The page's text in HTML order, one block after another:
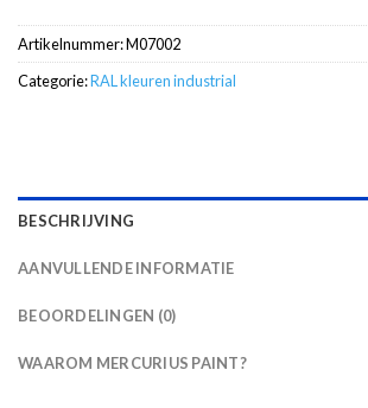
Artikelnummer:M07002
Categorie:RAL kleuren industrial
BESCHRIJVING
AANVULLENDE INFORMATIE
BEOORDELINGEN (0)
WAAROM MERCURIUS PAINT?